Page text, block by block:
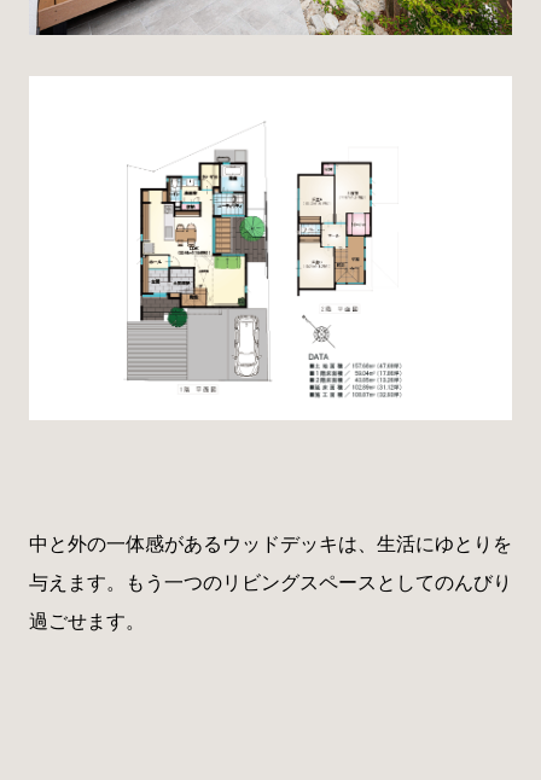
中と外の一体感があるウッドデッキは、生活にゆとりを
与えます。もう一つのリビングスペースとしてのんびり
過ごせます。